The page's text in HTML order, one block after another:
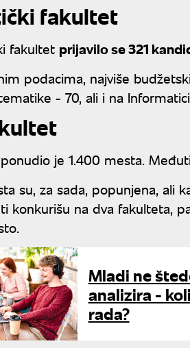
fakultet
fakultet prijavilo se 321
podacima, najviše
- 70, ali i na
je 1.400 mesta.
su, za sada, popunjena, ali
konkurišu na dva fakulteta,
Mladi ne
analizira -
rada?